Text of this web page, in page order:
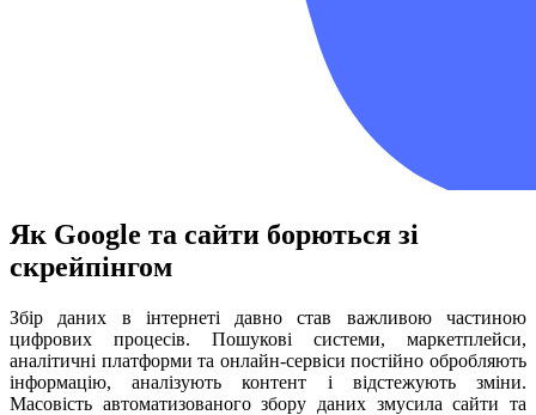
Як Google та сайти борються зі
скрейпінгом
Збір даних в інтернеті давно став важливою частиною
цифрових процесів. Пошукові системи, маркетплейси,
аналітичні платформи та онлайн-сервіси постійно обробляють
інформацію, аналізують контент і відстежують зміни.
Масовість автоматизованого збору даних змусила сайти та